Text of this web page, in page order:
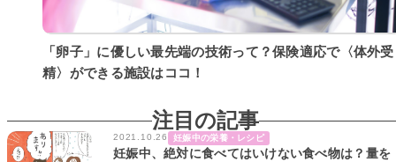
「卵子」に優しい最先端の技術って？保険適応で〈体外受
精〉ができる施設はココ！
注目の記事
2021.10.26 妊娠中の栄養・レシピ
妊娠中、絶対に食べてはいけない食べ物は？量を